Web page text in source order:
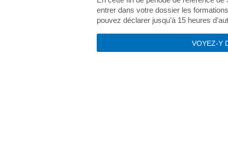
entrer dans votre dossier les
pouvez déclarer jusqu’à 15 heures
VOYEZ-Y